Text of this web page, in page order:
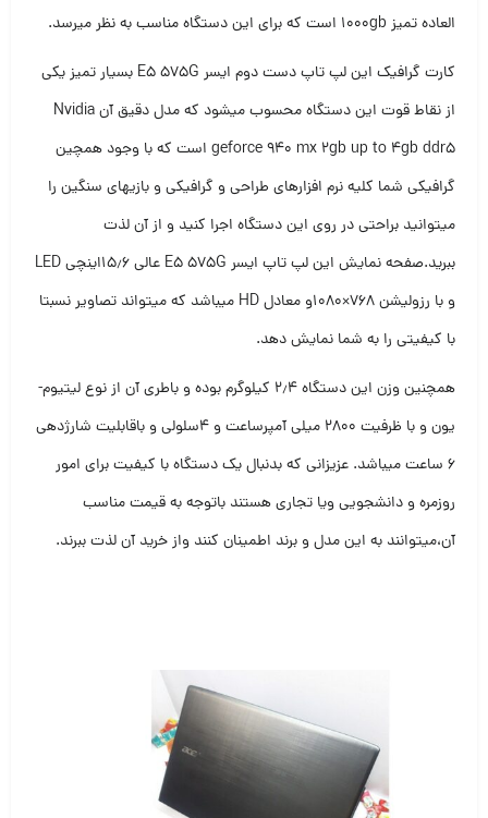
العاده تمیز ۱۰۰۰gb است که برای این دستگاه مناسب به نظر میرسد.
کارت گرافیک این لپ تاپ دست دوم ایسر E5 575G بسیار تمیز یکی
از نقاط قوت این دستگاه محسوب میشود که مدل دقیق آن Nvidia
geforce 940 mx 2gb up to 4gb ddr5 است که با وجود همچین
گرافیکی شما کلیه نرم افزارهای طراحی و گرافیکی و بازیهای سنگین را
میتوانید براحتی در روی این دستگاه اجرا کنید و از آن لذت
ببرید.صفحه نمایش این لپ تاپ ایسر E5 575G عالی ۱۵٫۶اینچی LED
و با رزولیشن ۷۶۸×۱۰۸۰و معادل HD میباشد که میتواند تصاویر نسبتا
با کیفیتی را به شما نمایش دهد.
همچنین وزن این دستگاه ۲٫۴ کیلوگرم بوده و باطری آن از نوع لیتیوم-
یون و با ظرفیت ۲۸۰۰ میلی آمپرساعت و ۴سلولی و باقابلیت شارژدهی
۶ ساعت میباشد. عزیزانی که بدنبال یک دستگاه با کیفیت برای امور
روزمره و دانشجویی ویا تجاری هستند باتوجه به قیمت مناسب
آن،میتوانند به این مدل و برند اطمینان کنند واز خرید آن لذت ببرند.